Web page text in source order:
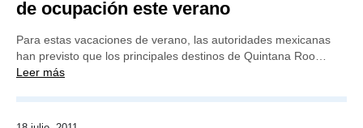
de ocupación este verano
Para estas vacaciones de verano, las autoridades mexicanas
han previsto que los principales destinos de Quintana Roo…
Leer más